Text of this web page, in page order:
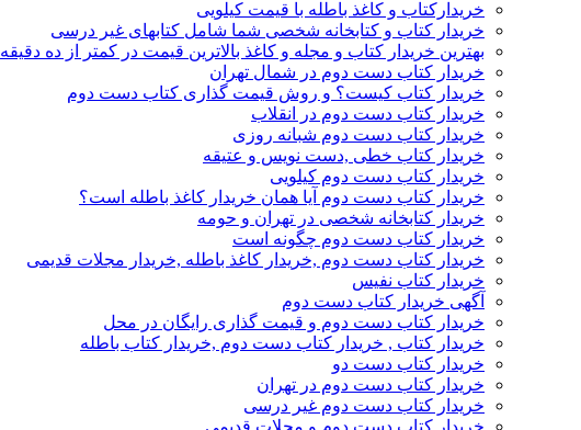
خریدارکتاب و کاغذ باطله با قیمت کیلویی
خریدار کتاب و کتابخانه شخصی شما شامل کتابهای غیر درسی
بهترین خریدار کتاب و مجله و کاغذ بالاترین قیمت در کمتر از ده دقیقه
خریدار کتاب دست دوم در شمال تهران
خریدار کتاب کیست؟ و روش قیمت گذاری کتاب دست دوم
خریدار کتاب دست دوم در انقلاب
خریدار کتاب دست دوم شبانه روزی
خریدار کتاب خطی ,دست نویس و عتیقه
خریدار کتاب دست دوم کیلویی
خریدار کتاب دست دوم آیا همان خریدار کاغذ باطله است؟
خریدار کتابخانه شخصی در تهران و حومه
خریدار کتاب دست دوم چگونه است
خریدار کتاب دست دوم ,خریدار کاغذ باطله ,خریدار مجلات قدیمی
خریدار کتاب نفیس
آگهی خریدار کتاب دست دوم
خریدار کتاب دست دوم و قیمت گذاری رایگان در محل
خریدار کتاب , خریدار کتاب دست دوم ,خریدار کتاب باطله
خریدار کتاب دست دو
خریدار کتاب دست دوم در تهران
خریدار کتاب دست دوم غیر درسی